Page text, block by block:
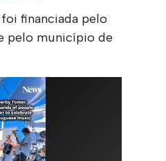
financiada pelo
pelo município de